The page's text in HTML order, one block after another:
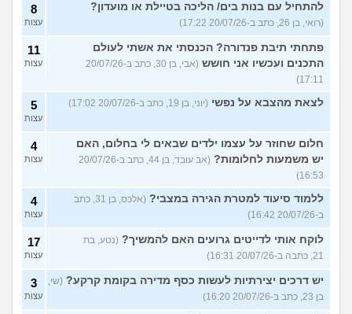
להתחיל עם בנות בים/ הליכה בטיילת או מועדון?
(רואי, בן 26, כתב ב-20/07/26 17:22)
8
עצות
פתחתי תיבת פנדורה? הכנסתי את אשתי לעולם
התכנים ועכשיו אני חושש
(אבי, בן 30, כתב ב-20/07/26
17:11)
11
עצות
לצאת מהצבא על נפשי (יוני, בן 19, כתב ב-20/07/26 17:02) 5
עצות
חלום שחוזר על עצמו ילדים שבאים לי בחלום, האם
יש משמעות לחלומות?
(אב עובד, בן 44, כתב ב-20/07/26
16:53)
4
עצות
ללמוד סיעוד למטרת הגירה במצבי?
(אלכס, בן 31, כתב
ב-20/07/26 16:42)
4
עצות
לוקח אותי לדייטים גרועים האם להמשיך? (נטע, בת
21, כתבה ב-20/07/26 16:31)
17
עצות
יש דרכים יצירתיות לעשות כסף מדירה בקומת קרקע? (שי,
בן 23, כתב ב-20/07/26 16:20)
3
עצות